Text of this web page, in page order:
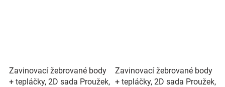
Zavinovací žebrované body
+ tepláčky, 2D sada Proužek,
Zavinovací žebrované body
+ tepláčky, 2D sada Proužek,